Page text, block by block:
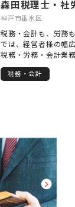
森田税理士・社
神戸市垂水区
税務・会計も、労務
では、経営者様の幅
税務・労務・会計業
談、就業規則見直し
にワンストップ・サ
税務・会計